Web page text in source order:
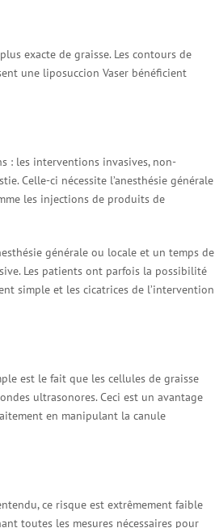
exacte de graisse. Les contours de
une liposuccion Vaser bénéficient
: les interventions invasives, non-
Celle-ci nécessite l’anesthésie générale
les injections de produits de
générale ou locale et un temps de
Les patients ont parfois la possibilité
simple et les cicatrices de l’intervention
est le fait que les cellules de graisse
ultrasonores. Ceci est un avantage
en manipulant la canule
ce risque est extrêmement faible
toutes les mesures nécessaires pour